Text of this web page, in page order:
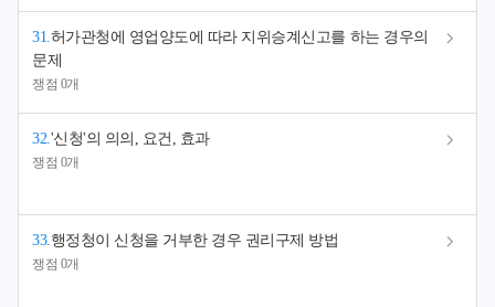
31.허가관청에 영업양도에 따라 지위승계신고를 하는 경우의
문제
쟁점 0개
32.'신청'의 의의, 요건, 효과
쟁점 0개
33.행정청이 신청을 거부한 경우 권리구제 방법
쟁점 0개